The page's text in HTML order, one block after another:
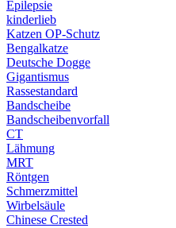
Epilepsie
kinderlieb
Katzen OP-Schutz
Bengalkatze
Deutsche Dogge
Gigantismus
Rassestandard
Bandscheibe
Bandscheibenvorfall
CT
Lähmung
MRT
Röntgen
Schmerzmittel
Wirbelsäule
Chinese Crested